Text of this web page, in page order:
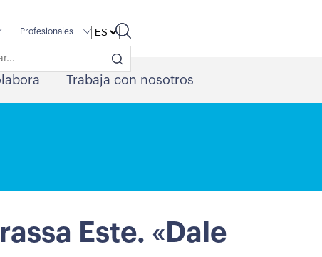
Profesionales
Trabaja con nosotros
Este. «Dale